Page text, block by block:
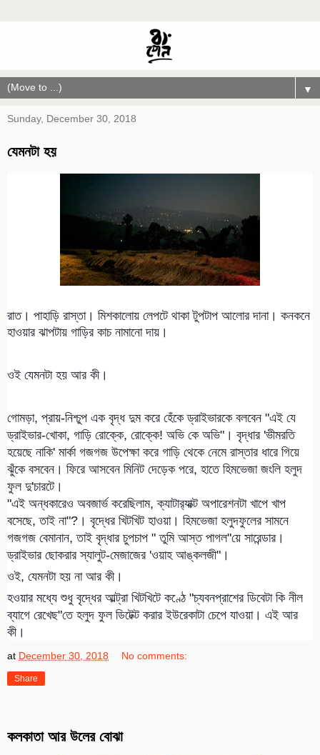
▼
Sunday, December 30, 2018
যেমনটা হয়
রাত। পাহাড়ি রাস্তা। মিশকালোয় লেপটে থাকা টুপটাপ আলোর দানা। কনকনে
হাওয়ার ঝাপটায় গাড়ির কাচ নামানো দায়।
ওই যেমনটা হয় আর কী।
গোমড়া, প্রায়-নিশ্চুপ এক বৃদ্ধ দুম করে হেঁকে ড্রাইভারকে বলবেন "এই যে
ড্রাইভার-খোকা, গাড়ি রোক্কে, রোক্কে! অভি কে অভি"। বৃদ্ধার 'ভীমরতি
হয়েছে নাকি' মার্কা গজগজ উপেক্ষা করে গাড়ি থেকে নেমে রাস্তার ধারে গিয়ে
ঝুঁকে বসবেন। ফিরে আসবেন মিনিট দেড়েক পরে, হাতে হিমভেজা জংলি হলুদ
ফুল দু'চারটে।
"এই অন্ধকারেও অবজার্ভ করেছিলাম, ক্যাটার‍্যাক্ট অপারেশনটা খাপে খাপ
বসেছে, তাই না"?। বৃদ্ধের খিটখিট হাওয়া। হিমভেজা হলুদফুলের সামনে
গজগজ বেমানান, তাই বৃদ্ধার চুপচাপ " তুমি আস্ত পাগল"য়ে সারেন্ডার।
ড্রাইভার ছোকরার স্যালুট-মেজাজের 'ওয়াহ আঙ্কলজী"।
ওই, যেমনটা হয় না আর কী।
হওয়ার মধ্যে শুধু বৃদ্ধের আল্ট্রা খিটখিটে কণ্ঠে "চ্যবনপ্রাশের ডিবেটা কি নীল
ব্যাগে রেখেছ"তে হলুদ ফুল ডিটেক্ট করার ইউরেকাটা চেপে যাওয়া। এই আর
কী।
at December 30, 2018 No comments:
Share
কলকাতা আর উলের বোঝা